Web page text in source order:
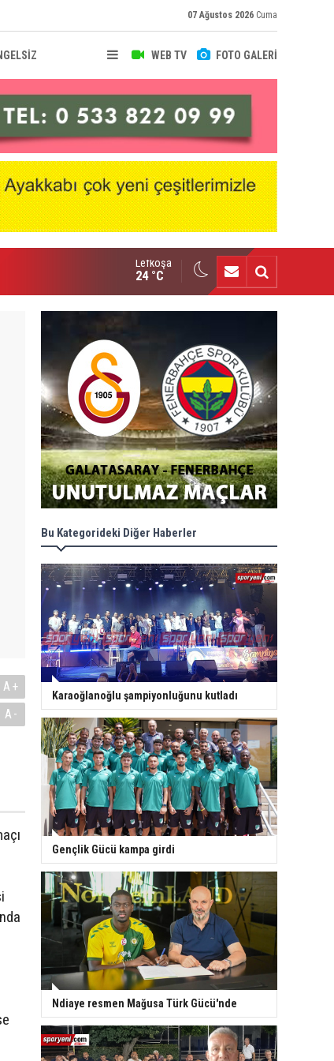
07 Ağustos 2026 Cuma
WEB TV FOTO GALERİ
Lefkoşa
24 °C
A+
A-
Bu Kategorideki Diğer Haberler
Karaoğlanoğlu şampiyonluğunu kutladı
Gençlik Gücü kampa girdi
Ndiaye resmen Mağusa Türk Gücü'nde